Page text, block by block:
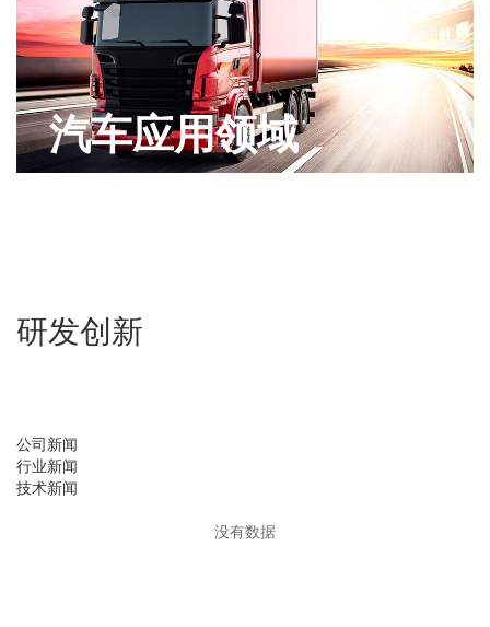
汽车应用领域
研发创新
公司新闻
行业新闻
技术新闻
没有数据